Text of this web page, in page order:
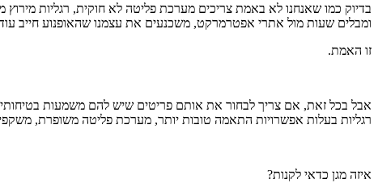
בדיוק כמו שאנחנו לא באמת צריכים מערכת פליטה לא חוקית, רגליות מירוץ
ומבלים שעות מול אתרי אפטרמרקט, משכנעים את עצמנו שהאופנוע חייב
זו האמת.
אבל בכל זאת, אם צריך לבחור את אותם פריטים שיש להם משמעות
רגליות בעלות אפשרויות התאמה טובות יותר, מערכת פליטה משופרת,
איזה מגן כדאי לקנות?